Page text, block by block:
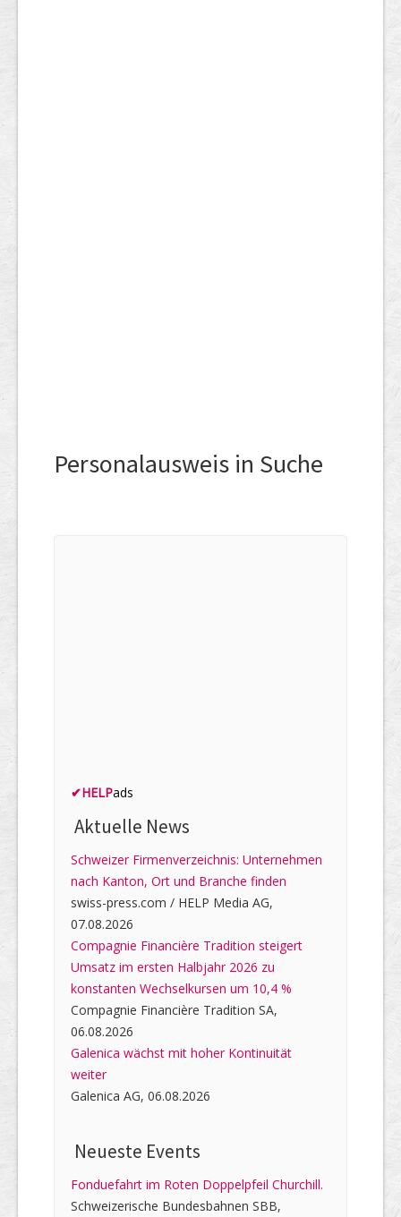
Personalausweis in Suche
✔HELPads
Aktuelle News
Schweizer Firmenverzeichnis: Unternehmen
nach Kanton, Ort und Branche finden
swiss-press.com / HELP Media AG,
07.08.2026
Compagnie Financière Tradition steigert
Umsatz im ersten Halbjahr 2026 zu
konstanten Wechselkursen um 10,4 %
Compagnie Financière Tradition SA,
06.08.2026
Galenica wächst mit hoher Kontinuität
weiter
Galenica AG, 06.08.2026
Neueste Events
Fonduefahrt im Roten Doppelpfeil Churchill.
Schweizerische Bundesbahnen SBB,